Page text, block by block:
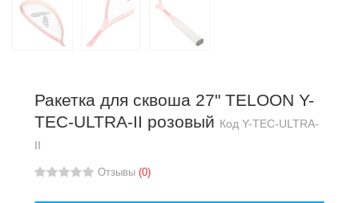
Ракетка для сквоша 27" TELOON Y-
TEC-ULTRA-II розовый Код Y-TEC-ULTRA-
II
Отзывы (0)